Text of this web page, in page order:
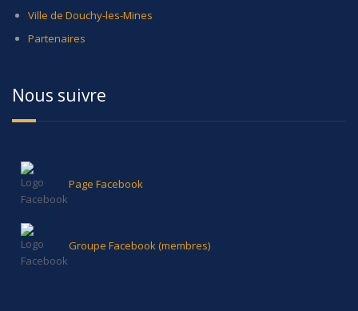
Ville de Douchy-les-Mines
Partenaires
Nous suivre
Page Facebook
Groupe Facebook (membres)